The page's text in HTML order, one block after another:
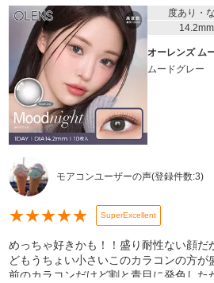
度あり・
14.2mm
オーレンズ ム
ムードグレー
モアコンユーザーの声(登録件数:3)
★★★★★ SuperExcellent
めっちゃ好きかも！！盛り耐性ない顔だ
どもうちょい小さいこのカラコンの方が
前のカラコンだけど割と青目に発色した